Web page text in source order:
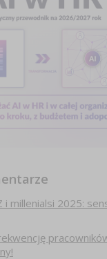
i millenialsi 2025: